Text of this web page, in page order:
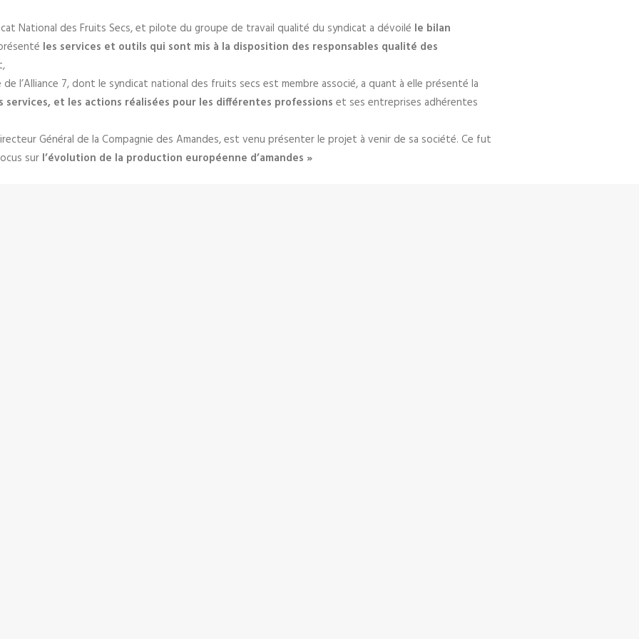
National des Fruits Secs, et pilote du groupe de travail qualité du syndicat a dévoilé le bilan
les services et outils qui sont mis à la disposition des responsables qualité des
l’Alliance 7, dont le syndicat national des fruits secs est membre associé, a quant à elle présenté la
services, et les actions réalisées pour les différentes professions et ses entreprises adhérentes
Général de la Compagnie des Amandes, est venu présenter le projet à venir de sa société. Ce fut
sur l’évolution de la production européenne d’amandes »